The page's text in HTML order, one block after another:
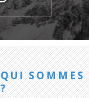
QUI SOMMES
?